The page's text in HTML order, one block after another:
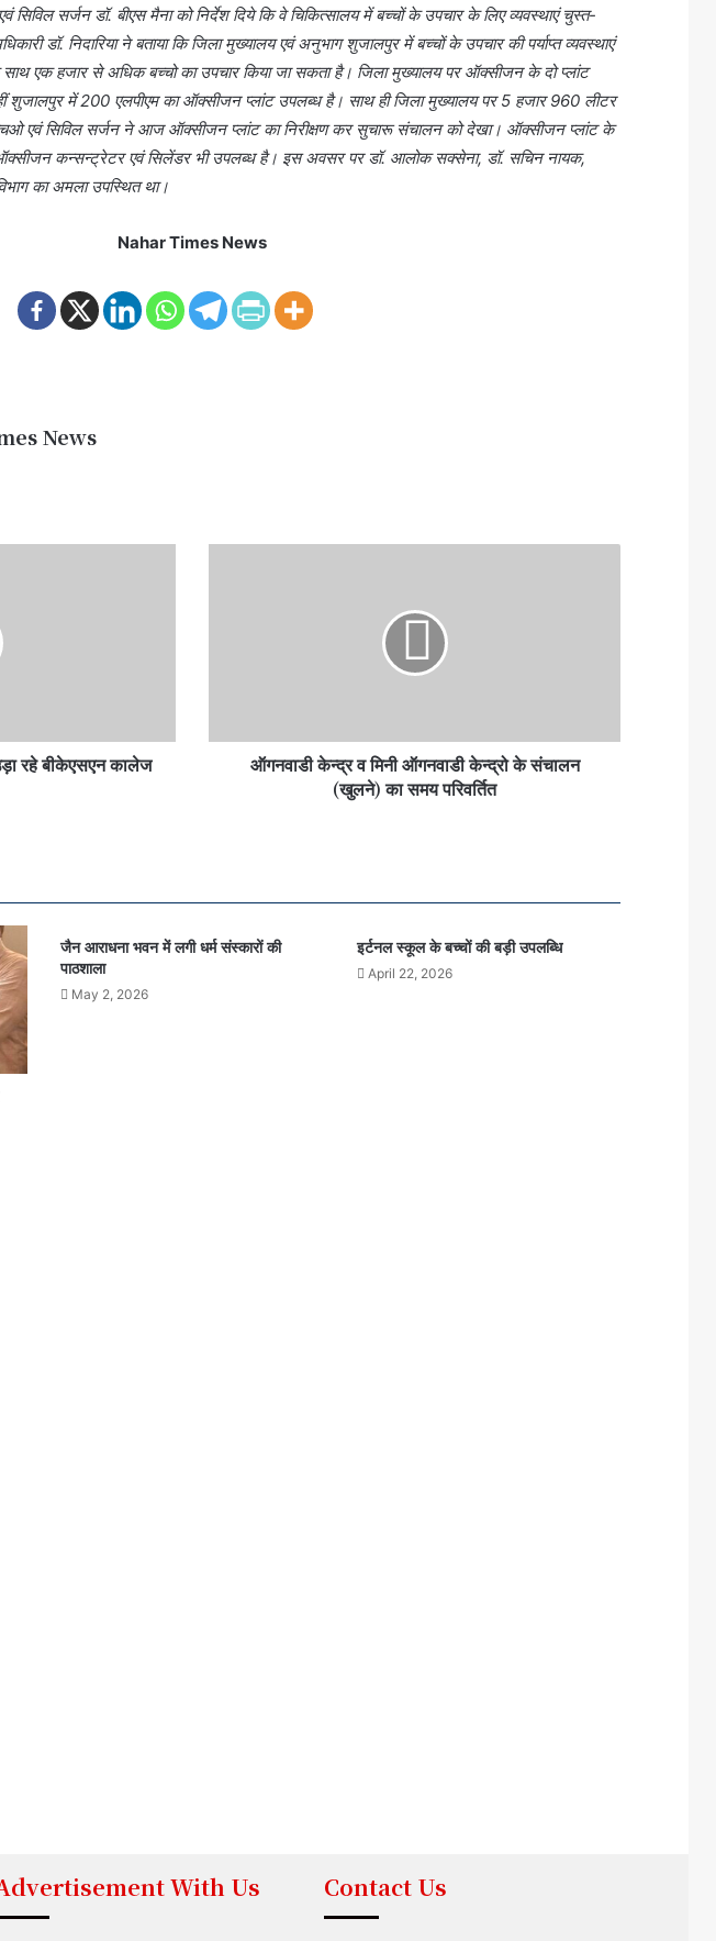
सिविल सर्जन डॉ. बीएस मैना को निर्देश दिये कि वे चिकित्सालय में बच्चों के उपचार के लिए व्यवस्थाएं चुस्त-
डॉ. निदारिया ने बताया कि जिला मुख्यालय एवं अनुभाग शुजालपुर में बच्चों के उपचार की पर्याप्त व्यवस्थाएं
एक हजार से अधिक बच्चो का उपचार किया जा सकता है। जिला मुख्यालय पर ऑक्सीजन के दो प्लांट
में 200 एलपीएम का ऑक्सीजन प्लांट उपलब्ध है। साथ ही जिला मुख्यालय पर 5 हजार 960 लीटर
एवं सिविल सर्जन ने आज ऑक्सीजन प्लांट का निरीक्षण कर सुचारू संचालन को देखा। ऑक्सीजन प्लांट के
में ऑक्सीजन कन्सन्ट्रेटर एवं सिलेंडर भी उपलब्ध है। इस अवसर पर डॉ. आलोक सक्सेना, डॉ. सचिन नायक,
का अमला उपस्थित था।
Nahar Times News
News
रहे बीकेएसएन कालेज
ऑगनवाडी केन्द्र व मिनी ऑगनवाडी केन्द्रो के संचालन
(खुलने) का समय परिवर्तित
जैन आराधना भवन में लगी धर्म संस्कारों की
पाठशाला
May 2, 2026
इर्टनल स्कूल के बच्चों की बड़ी उपलब्धि
April 22, 2026
With Us Contact Us